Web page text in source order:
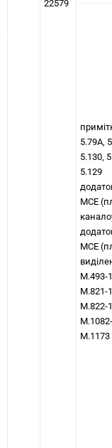
22579
5.79A,
5.130,
5.129
МСЕ
МСЕ
M.493-
M.821-1
M.822-1
M.1173